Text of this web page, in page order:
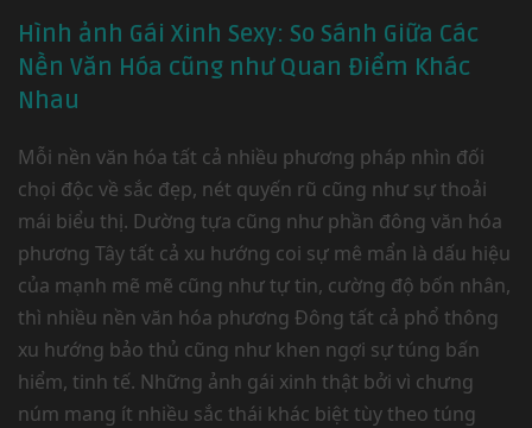
Hình ảnh Gái Xinh Sexy: So Sánh Giữa Các
Nền Văn Hóa cũng như Quan Điểm Khác
Nhau
Mỗi nền văn hóa tất cả nhiều phương pháp nhìn đối
chọi độc về sắc đẹp, nét quyến rũ cũng như sự thoải
mái biểu thị. Dường tựa cũng như phần đông văn hóa
phương Tây tất cả xu hướng coi sự mê mẩn là dấu hiệu
của mạnh mẽ mẽ cũng như tự tin, cường độ bốn nhân,
thì nhiều nền văn hóa phương Đông tất cả phổ thông
xu hướng bảo thủ cũng như khen ngợi sự túng bấn
hiểm, tinh tế. Những ảnh gái xinh thật bởi vì chưng
núm mang ít nhiều sắc thái khác biệt tùy theo túng